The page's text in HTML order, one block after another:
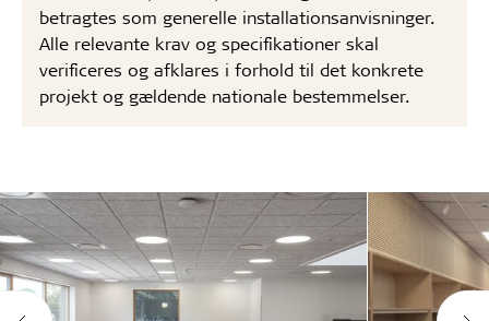
betragtes som generelle installationsanvisninger.
Alle relevante krav og specifikationer skal
verificeres og afklares i forhold til det konkrete
projekt og gældende nationale bestemmelser.